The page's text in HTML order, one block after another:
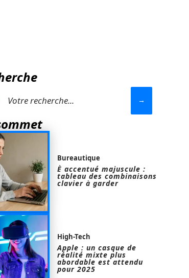
Bureautique
È accentué majuscule :
tableau des combinaisons
clavier à garder
High-Tech
Apple : un casque de
réalité mixte plus
abordable est attendu
pour 2025